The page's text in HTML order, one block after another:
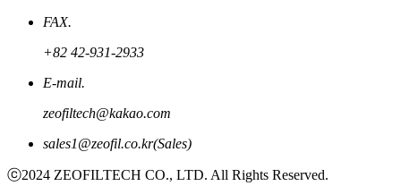
FAX.
+82 42-931-2933
E-mail.
zeofiltech@kakao.com
sales1@zeofil.co.kr(Sales)
ⓒ2024 ZEOFILTECH CO., LTD. All Rights Reserved.